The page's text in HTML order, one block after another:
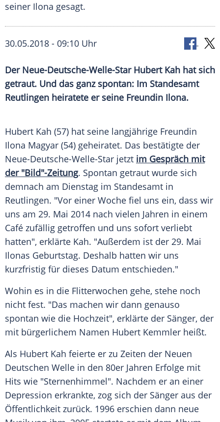
seiner Ilona gesagt.
30.05.2018 - 09:10 Uhr
Der Neue-Deutsche-Welle-Star Hubert Kah hat sich
getraut. Und das ganz spontan: Im Standesamt
Reutlingen heiratete er seine Freundin Ilona.
Hubert Kah (57) hat seine langjährige Freundin
Ilona Magyar (54) geheiratet. Das bestätigte der
Neue-Deutsche-Welle-Star jetzt im Gespräch mit
der "Bild"-Zeitung. Spontan getraut wurde sich
demnach am Dienstag im Standesamt in
Reutlingen. "Vor einer Woche fiel uns ein, dass wir
uns am 29. Mai 2014 nach vielen Jahren in einem
Café zufällig getroffen und uns sofort verliebt
hatten", erklärte Kah. "Außerdem ist der 29. Mai
Ilonas Geburtstag. Deshalb hatten wir uns
kurzfristig für dieses Datum entschieden."
Wohin es in die Flitterwochen gehe, stehe noch
nicht fest. "Das machen wir dann genauso
spontan wie die Hochzeit", erklärte der Sänger, der
mit bürgerlichem Namen Hubert Kemmler heißt.
Als Hubert Kah feierte er zu Zeiten der Neuen
Deutschen Welle in den 80er Jahren Erfolge mit
Hits wie "Sternenhimmel". Nachdem er an einer
Depression erkrankte, zog sich der Sänger aus der
Öffentlichkeit zurück. 1996 erschien dann neue